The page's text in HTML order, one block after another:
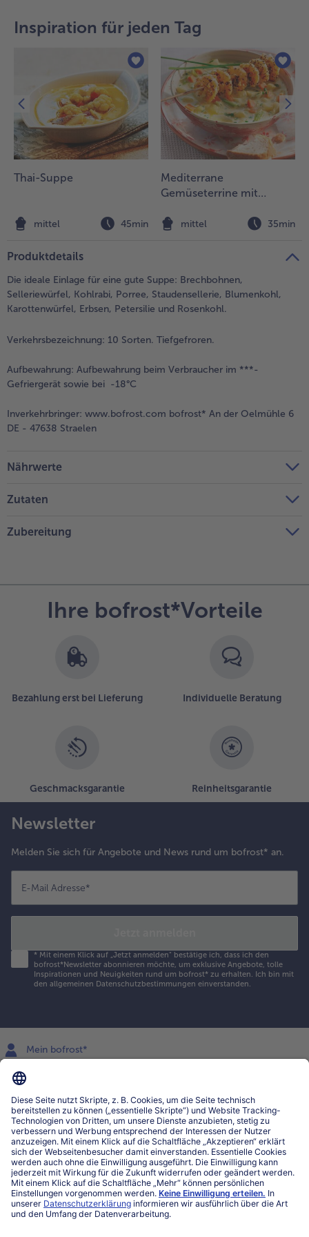
- 5 € beim Kauf von 7 Schlemmermenüs nach Wahl
Inspiration für jeden Tag
Thai-Suppe
mittel 45min
Mediterrane
Gemüseterrine mit
mittel 35min
Produktdetails
Die ideale Einlage für eine gute Suppe: Brechbohnen,
Selleriewürfel, Kohlrabi, Porree, Staudensellerie, Blumenkohl,
Karottenwürfel, Erbsen, Petersilie und Rosenkohl.
Verkehrsbezeichnung: 10 Sorten. Tiefgefroren.
Aufbewahrung: Aufbewahrung beim Verbraucher im ***-
Gefriergerät sowie bei -18°C
Inverkehrbringer: www.bofrost.com bofrost* An der Oelmühle 6
DE - 47638 Straelen
Nährwerte
Zutaten
Zubereitung
Ihre bofrost*Vorteile
Bezahlung erst bei Lieferung Individuelle Beratung
Geschmacksgarantie Reinheitsgarantie
Newsletter
Melden Sie sich für Angebote und News rund um bofrost* an.
E-Mail Adresse*
* Mit einem Klick auf „Jetzt anmelden" bestätige ich, dass ich den
bofrost*Newsletter abonnieren möchte, um exklusive Angebote, tolle
Inspirationen und Neuigkeiten rund um bofrost* zu erhalten. Ich bin mit
den allgemeinen Datenschutzbestimmungen einverstanden.
Mein bofrost*
www.bofrost.lu
027863232
Mo-Fr. von 7 bis 20 Uhr
Service
Über bofrost*